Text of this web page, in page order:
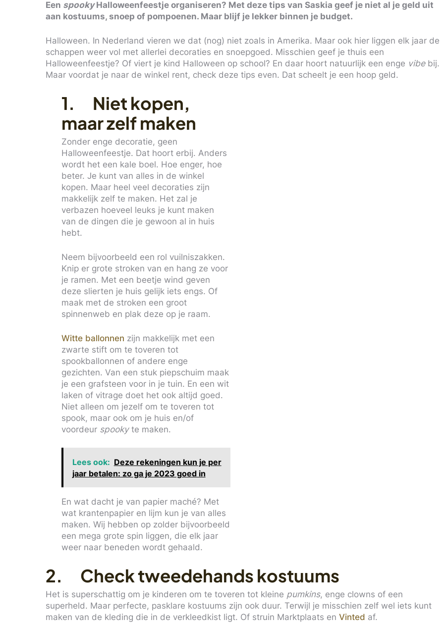
Een spookyHalloweenfeestje organiseren? Met deze tips van Saskia geef je niet al je geld uit
aan kostuums, snoep of pompoenen. Maar blijf je lekker binnen je budget.
Halloween. In Nederland vieren we dat (nog) niet zoals in Amerika. Maar ook hier liggen elk jaar de
schappen weer vol met allerlei decoraties en snoepgoed. Misschien geef je thuis een
Halloweenfeestje? Of viert je kind Halloween op school? En daar hoort natuurlijk een enge vibebij.
Maar voordat je naar de winkel rent, check deze tips even. Dat scheelt je een hoop geld.
1. Niet kopen,
maar zelf maken
Zonder enge decoratie, geen
Halloweenfeestje. Dat hoort erbij. Anders
wordt het een kale boel. Hoe enger, hoe
beter. Je kunt van alles in de winkel
kopen. Maar heel veel decoraties zijn
makkelijk zelf te maken. Het zal je
verbazen hoeveel leuks je kunt maken
van de dingen die je gewoon al in huis
hebt.
Neem bijvoorbeeld een rol vuilniszakken.
Knip er grote stroken van en hang ze voor
je ramen. Met een beetje wind geven
deze slierten je huis gelijk iets engs. Of
maak met de stroken een groot
spinnenweb en plak deze op je raam.
Witte ballonnen zijn makkelijk met een
zwarte stift om te toveren tot
spookballonnen of andere enge
gezichten. Van een stuk piepschuim maak
je een grafsteen voor in je tuin. En een wit
laken of vitrage doet het ook altijd goed.
Niet alleen om jezelf om te toveren tot
spook, maar ook om je huis en/of
voordeur spookyte maken.
Lees ook: Deze rekeningen kun je per
jaar betalen: zo ga je 2023 goed in
En wat dacht je van papier maché? Met
wat krantenpapier en lijm kun je van alles
maken. Wij hebben op zolder bijvoorbeeld
een mega grote spin liggen, die elk jaar
weer naar beneden wordt gehaald.
2. Check tweedehands kostuums
Het is superschattig om je kinderen om te toveren tot kleine pumkins, enge clowns of een
superheld. Maar perfecte, pasklare kostuums zijn ook duur. Terwijl je misschien zelf wel iets kunt
maken van de kleding die in de verkleedkist ligt. Of struin Marktplaats en Vinted af.